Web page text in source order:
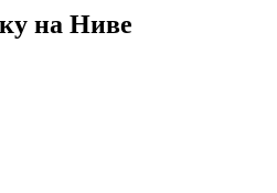
на Ниве